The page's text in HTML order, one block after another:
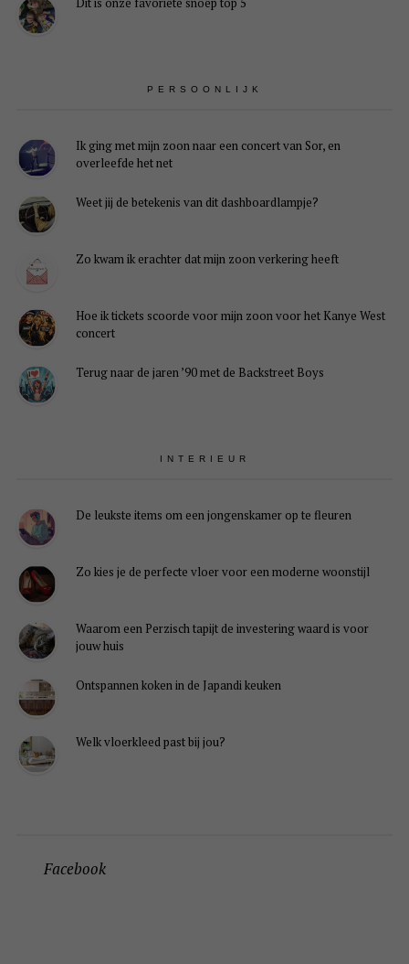
PERSOONLIJK
Ik ging met mijn zoon naar een concert van Sor, en
overleefde het net
Weet jij de betekenis van dit dashboardlampje?
Zo kwam ik erachter dat mijn zoon verkering heeft
Hoe ik tickets scoorde voor mijn zoon voor het Kanye West
concert
Terug naar de jaren ’90 met de Backstreet Boys
INTERIEUR
De leukste items om een jongenskamer op te fleuren
Zo kies je de perfecte vloer voor een moderne woonstijl
Waarom een Perzisch tapijt de investering waard is voor
jouw huis
Ontspannen koken in de Japandi keuken
Welk vloerkleed past bij jou?
Facebook